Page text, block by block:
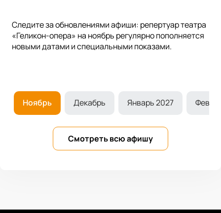
Следите за обновлениями афиши: репертуар театра
«Геликон-опера» на ноябрь регулярно пополняется
новыми датами и специальными показами.
Ноябрь Декабрь Январь 2027
Смотреть всю афишу